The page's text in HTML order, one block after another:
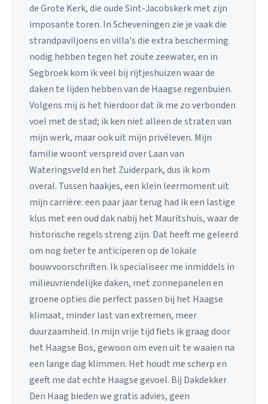
de Grote Kerk, die oude Sint-Jacobskerk met zijn
imposante toren. In Scheveningen zie je vaak die
strandpaviljoens en villa's die extra bescherming
nodig hebben tegen het zoute zeewater, en in
Segbroek kom ik veel bij rijtjeshuizen waar de
daken te lijden hebben van de Haagse regenbuien.
Volgens mij is het hierdoor dat ik me zo verbonden
voel met de stad; ik ken niet alleen de straten van
mijn werk, maar ook uit mijn privéleven. Mijn
familie woont verspreid over Laan van
Wateringsveld en het Zuiderpark, dus ik kom
overal. Tussen haakjes, een klein leermoment uit
mijn carrière: een paar jaar terug had ik een lastige
klus met een oud dak nabij het Mauritshuis, waar de
historische regels streng zijn. Dat heeft me geleerd
om nog beter te anticiperen op de lokale
bouwvoorschriften. Ik specialiseer me inmiddels in
milieuvriendelijke daken, met zonnepanelen en
groene opties die perfect passen bij het Haagse
klimaat, minder last van extremen, meer
duurzaamheid. In mijn vrije tijd fiets ik graag door
het Haagse Bos, gewoon om even uit te waaien na
een lange dag klimmen. Het houdt me scherp en
geeft me dat echte Haagse gevoel. Bij Dakdekker
Den Haag bieden we gratis advies, geen